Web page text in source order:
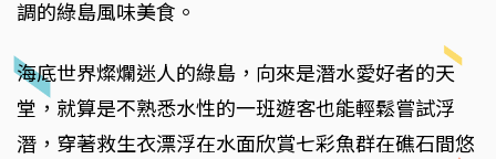
調的綠島風味美食。
海底世界燦爛迷人的綠島，向來是潛水愛好者的天
堂，就算是不熟悉水性的一班遊客也能輕鬆嘗試浮
潛，穿著救生衣漂浮在水面欣賞七彩魚群在礁石間悠